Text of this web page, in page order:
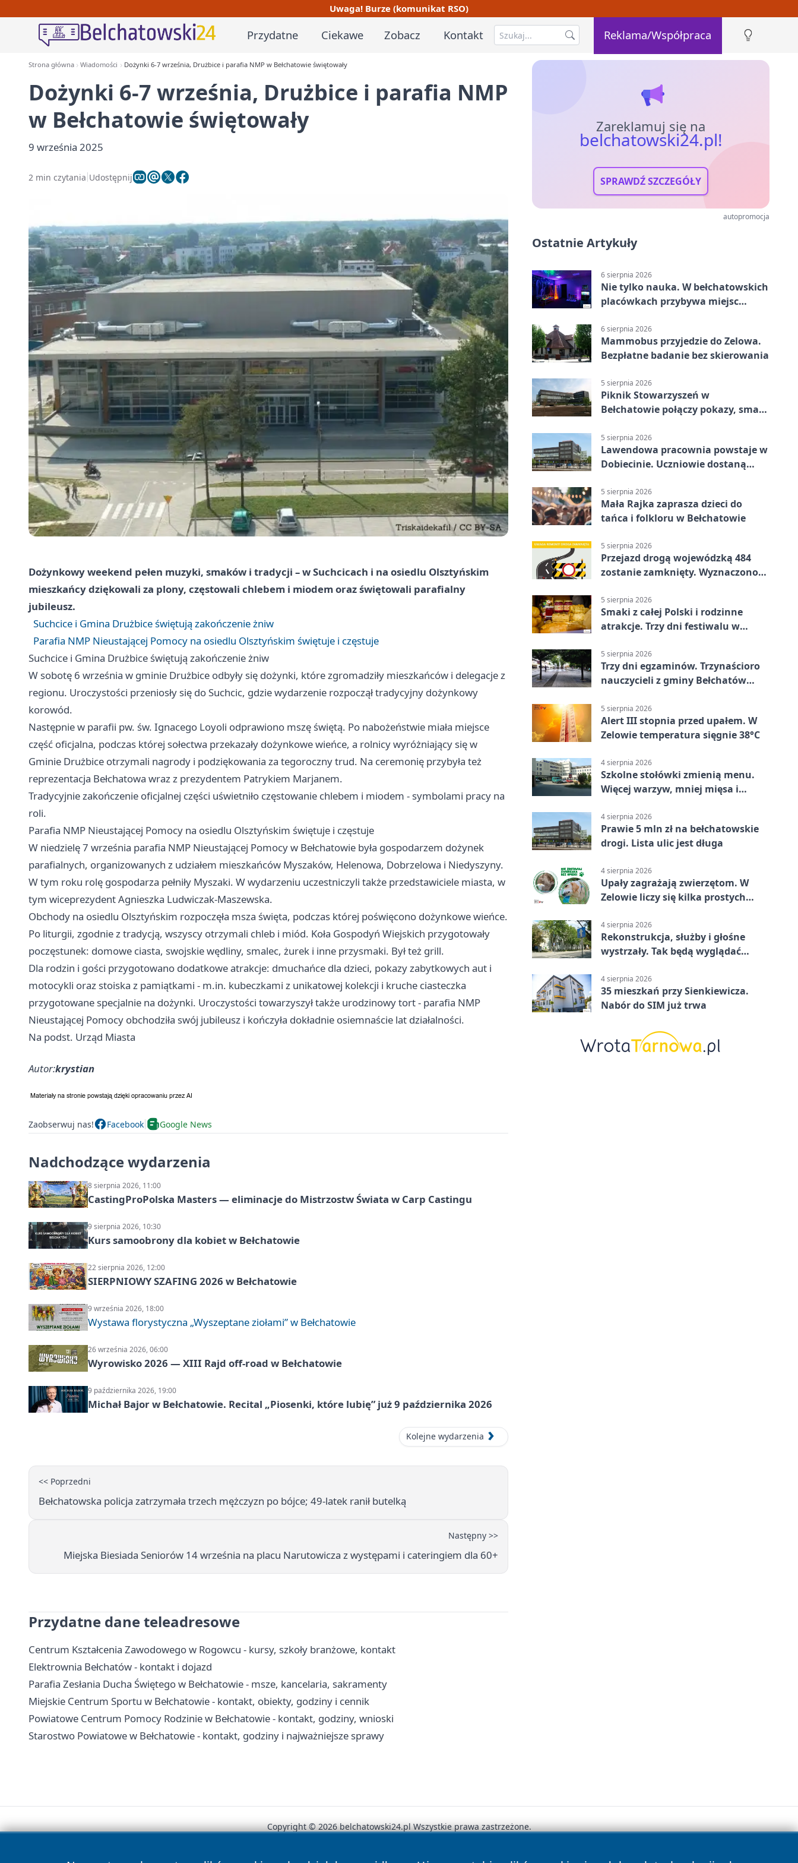
Uwaga! Burze (komunikat RSO)
Przydatne Ciekawe Zobacz Kontakt Reklama/Współpraca
Strona główna Wiadomości Dożynki 6-7 września, Drużbice i parafia NMP w Bełchatowie świętowały
Dożynki 6-7 września, Drużbice i parafia NMP
w Bełchatowie świętowały
9 września 2025
2 min czytania Udostępnij
Dożynkowy weekend pełen muzyki, smaków i tradycji – w Suchcicach i na osiedlu Olsztyńskim
mieszkańcy dziękowali za plony, częstowali chlebem i miodem oraz świętowali parafialny
jubileusz.
Suchcice i Gmina Drużbice świętują zakończenie żniw
Parafia NMP Nieustającej Pomocy na osiedlu Olsztyńskim świętuje i częstuje
Suchcice i Gmina Drużbice świętują zakończenie żniw
W sobotę 6 września w gminie Drużbice odbyły się dożynki, które zgromadziły mieszkańców i delegacje z
regionu. Uroczystości przeniosły się do Suchcic, gdzie wydarzenie rozpoczął tradycyjny dożynkowy
korowód.
Następnie w parafii pw. św. Ignacego Loyoli odprawiono mszę świętą. Po nabożeństwie miała miejsce
część oficjalna, podczas której sołectwa przekazały dożynkowe wieńce, a rolnicy wyróżniający się w
Gminie Drużbice otrzymali nagrody i podziękowania za tegoroczny trud. Na ceremonię przybyła też
reprezentacja Bełchatowa wraz z prezydentem Patrykiem Marjanem.
Tradycyjnie zakończenie oficjalnej części uświetniło częstowanie chlebem i miodem - symbolami pracy na
roli.
Parafia NMP Nieustającej Pomocy na osiedlu Olsztyńskim świętuje i częstuje
W niedzielę 7 września parafia NMP Nieustającej Pomocy w Bełchatowie była gospodarzem dożynek
parafialnych, organizowanych z udziałem mieszkańców Myszaków, Helenowa, Dobrzelowa i Niedyszyny.
W tym roku rolę gospodarza pełniły Myszaki. W wydarzeniu uczestniczyli także przedstawiciele miasta, w
tym wiceprezydent Agnieszka Ludwiczak-Maszewska.
Obchody na osiedlu Olsztyńskim rozpoczęła msza święta, podczas której poświęcono dożynkowe wieńce.
Po liturgii, zgodnie z tradycją, wszyscy otrzymali chleb i miód. Koła Gospodyń Wiejskich przygotowały
poczęstunek: domowe ciasta, swojskie wędliny, smalec, żurek i inne przysmaki. Był też grill.
Dla rodzin i gości przygotowano dodatkowe atrakcje: dmuchańce dla dzieci, pokazy zabytkowych aut i
motocykli oraz stoiska z pamiątkami - m.in. kubeczkami z unikatowej kolekcji i kruche ciasteczka
przygotowane specjalnie na dożynki. Uroczystości towarzyszył także urodzinowy tort - parafia NMP
Nieustającej Pomocy obchodziła swój jubileusz i kończyła dokładnie osiemnaście lat działalności.
Na podst. Urząd Miasta
Autor:krystian
Zaobserwuj nas! Facebook Google News
Nadchodzące wydarzenia
8 sierpnia 2026, 11:00
CastingProPolska Masters — eliminacje do Mistrzostw Świata w Carp Castingu
9 sierpnia 2026, 10:30
Kurs samoobrony dla kobiet w Bełchatowie
22 sierpnia 2026, 12:00
SIERPNIOWY SZAFING 2026 w Bełchatowie
9 września 2026, 18:00
Wystawa florystyczna „Wyszeptane ziołami” w Bełchatowie
26 września 2026, 06:00
Wyrowisko 2026 — XIII Rajd off‑road w Bełchatowie
9 października 2026, 19:00
Michał Bajor w Bełchatowie. Recital „Piosenki, które lubię” już 9 października 2026
Kolejne wydarzenia
<< Poprzedni
Bełchatowska policja zatrzymała trzech mężczyzn po bójce; 49-latek ranił butelką
Następny >>
Miejska Biesiada Seniorów 14 września na placu Narutowicza z występami i cateringiem dla 60+
Przydatne dane teleadresowe
Centrum Kształcenia Zawodowego w Rogowcu - kursy, szkoły branżowe, kontakt
Elektrownia Bełchatów - kontakt i dojazd
Parafia Zesłania Ducha Świętego w Bełchatowie - msze, kancelaria, sakramenty
Miejskie Centrum Sportu w Bełchatowie - kontakt, obiekty, godziny i cennik
Powiatowe Centrum Pomocy Rodzinie w Bełchatowie - kontakt, godziny, wnioski
Starostwo Powiatowe w Bełchatowie - kontakt, godziny i najważniejsze sprawy
Zareklamuj się na
belchatowski24.pl!
SPRAWDŹ SZCZEGÓŁY
autopromocja
Ostatnie Artykuły
6 sierpnia 2026
Nie tylko nauka. W bełchatowskich
placówkach przybywa miejsc
6 sierpnia 2026
Mammobus przyjedzie do Zelowa.
Bezpłatne badanie bez skierowania
5 sierpnia 2026
Piknik Stowarzyszeń w
Bełchatowie połączy pokazy, smaki
5 sierpnia 2026
Lawendowa pracownia powstaje w
Dobiecinie. Uczniowie dostaną
5 sierpnia 2026
Mała Rajka zaprasza dzieci do
tańca i folkloru w Bełchatowie
5 sierpnia 2026
Przejazd drogą wojewódzką 484
zostanie zamknięty. Wyznaczono
5 sierpnia 2026
Smaki z całej Polski i rodzinne
atrakcje. Trzy dni festiwalu w
5 sierpnia 2026
Trzy dni egzaminów. Trzynaścioro
nauczycieli z gminy Bełchatów
5 sierpnia 2026
Alert III stopnia przed upałem. W
Zelowie temperatura sięgnie 38°C
4 sierpnia 2026
Szkolne stołówki zmienią menu.
Więcej warzyw, mniej mięsa i
4 sierpnia 2026
Prawie 5 mln zł na bełchatowskie
drogi. Lista ulic jest długa
4 sierpnia 2026
Upały zagrażają zwierzętom. W
Zelowie liczy się kilka prostych
4 sierpnia 2026
Rekonstrukcja, służby i głośne
wystrzały. Tak będą wyglądać
4 sierpnia 2026
35 mieszkań przy Sienkiewicza.
Nabór do SIM już trwa
Copyright © 2026 belchatowski24.pl Wszystkie prawa zastrzeżone.